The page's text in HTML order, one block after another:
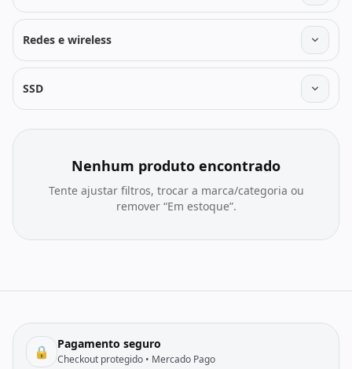
Redes e wireless
SSD
Nenhum produto encontrado
Tente ajustar filtros, trocar a marca/categoria ou
remover “Em estoque”.
🔒 Pagamento seguro
Checkout protegido • Mercado Pago